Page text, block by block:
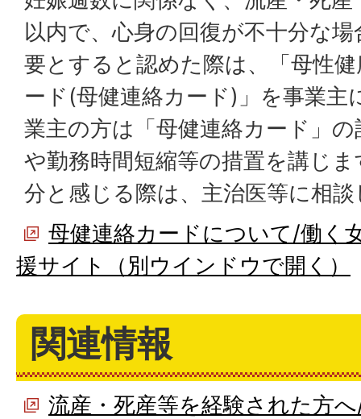
以内で、心身の回復が不十分な
要とすると認めた際は、「母性
ード(母健連絡カード)」を事業主
業主の方は「母健連絡カード」
や勤務時間短縮等の措置を講じ
分と感じる際は、主治医等に相
母健連絡カードについて/働く
援サイト（別ウインドウで開く）
関連情報
流産・死産等を経験された方